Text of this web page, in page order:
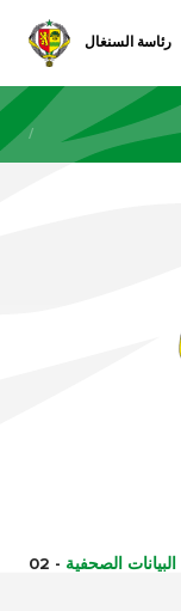
رئاسة السنغال
/
البيانات الصحفية -